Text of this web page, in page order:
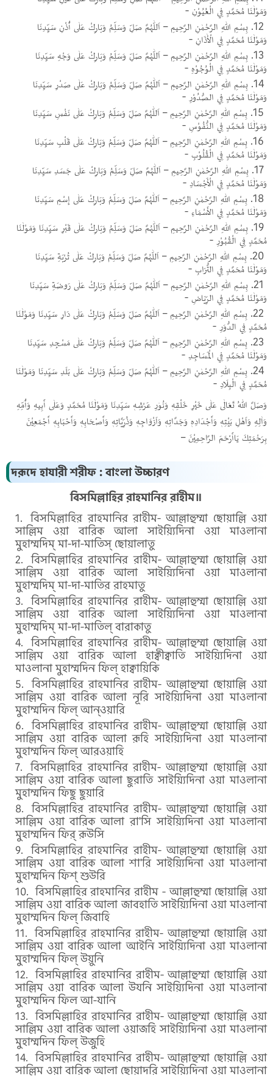
وَمَوْلٰنَا مُحَمَّدٍ فِي الْعُيُوْنِ -
بِسْمِ اللهِ الرَّحْمٰنِ الرَّحِيمِ – اَللّٰهُمَّ صَلِّ وَسَلِّمُ وَبَارِكْ عَلٰى أُذْنِ سَيِّدِنَا
وَمَوْلٰنَا مُحَمَّدٍ فِي الْأٰذَانِ -
بِسْمِ اللهِ الرَّحْمٰنِ الرَّحِيمِ – اَللّٰهُمَّ صَلِّ وَسَلِّمُ وَبَارِكْ عَلٰى وَجْهِ سَيِّدِنَا
وَمَوْلٰنَا مُحَمَّدٍ فِي الْوُجُوْهِ -
بِسْمِ اللهِ الرَّحْمٰنِ الرَّحِيمِ – اَللّٰهُمَّ صَلِّ وَسَلِّمُ وَبَارِكْ عَلٰى صَدْرِ سَيِّدِنَا
وَمَوْلٰنَا مُحَمَّدٍ فِي الصُّدُوْرِ -
بِسْمِ اللهِ الرَّحْمٰنِ الرَّحِيمِ – اَللّٰهُمَّ صَلِّ وَسَلِّمُ وَبَارِكْ عَلٰى نَفْسِ سَيِّدِنَا
وَمَوْلٰنَا مُحَمَّدٍ فِي النُّفُوْسِ -
بِسْمِ اللهِ الرَّحْمٰنِ الرَّحِيمِ – اَللّٰهُمَّ صَلِّ وَسَلِّمُ وَبَارِكْ عَلٰى قَلْبِ سَيِّدِنَا
وَمَوْلٰنَا مُحَمَّدٍ فِي الْقُلُوْبِ -
بِسْمِ اللهِ الرَّحْمٰنِ الرَّحِيمِ – اَللّٰهُمَّ صَلِّ وَسَلِّمُ وَبَارِكْ عَلٰى جَسَدِ سَيِّدِنَا
وَمَوْلٰنَا مُحَمَّدٍ فِي الْأَجْسَادِ -
بِسْمِ اللهِ الرَّحْمٰنِ الرَّحِيمِ – اَللّٰهُمَّ صَلِّ وَسَلِّمُ وَبَارِكْ عَلٰى إِسْمِ سَيِّدِنَا
وَمَوْلٰنَا مُحَمَّدٍ فِي الأَسْمَاءِ -
بِسْمِ اللهِ الرَّحْمٰنِ الرَّحِيمِ – اَللّٰهُمَّ صَلِّ وَسَلِّمُ وَبَارِكْ عَلٰى قَبْرِ سَيِّدِنَا وَمَوْلٰنَا
مُحَمَّدٍ فِي الْقُبُوْرِ -
بِسْمِ اللهِ الرَّحْمٰنِ الرَّحِيمِ – اَللّٰهُمَّ صَلِّ وَسَلِّمُ وَبَارِكْ عَلٰى تُرْبَةِ سَيِّدِنَا
وَمَوْلٰنَا مُحَمَّدٍ فِي التُّرَابِ -
بِسْمِ اللهِ الرَّحْمٰنِ الرَّحِيمِ – اَللّٰهُمَّ صَلِّ وَسَلِّمُ وَبَارِكْ عَلٰى رَوضَةِ سَيِّدِنَا
وَمَوْلٰنَا مُحَمَّدٍ فِي الرِّيَاضِ -
بِسْمِ اللهِ الرَّحْمٰنِ الرَّحِيمِ – اَللّٰهُمَّ صَلِّ وَسَلِّمُ وَبَارِكْ عَلٰى دَارِ سَيِّدِنَا وَمَوْلٰنَا
مُحَمَّدٍ فِي الدُّوَرِ -
بِسْمِ اللهِ الرَّحْمٰنِ الرَّحِيمِ – اَللّٰهُمَّ صَلِّ وَسَلِّمُ وَبَارِكْ عَلٰى مَسْجِدِ سَيِّدِنَا
وَمَوْلٰنَا مُحَمَّدٍ فِي الْمَسَاجِدِ -
بِسْمِ اللهِ الرَّحْمٰنِ الرَّحِيمِ – اَللّٰهُمَّ صَلِّ وَسَلِّمُ وَبَارِكْ عَلٰى بَلَدِ سَيِّدِنَا وَمَوْلٰنَا
مُحَمَّدٍ فِي الْبِلَادِ -
وَصَلَّ اللهُ تَعَالٰى عَلٰى خَيْرِ خَلْقِهٖ وَنُو۠رِ عَرْشِهٖ سَيِّدِنَا وَمَوْلٰنَا مُحَمَّدٍ وَعَلٰى أَبِيهِ وَأُمِّهِ
وَاٰلِهِ وَاَهْلِ بَيْتِهٖ وَأَجْدَادِهٖ وَجَدَّاتِهٖ وَاَزْوَاجِهٖ وَذُرِّيَّاتِهٖ وَأَصْحَابِهٖ وَأَحْبَابِهٖ أَجْمَعِيْنَ
بِرَحْمَتِكَ يَاأَرْحَمَ الرَّاحِمِيْنَ –
দরূদে হাযারী শরীফ : বাংলা উচ্চারণ
বিসমিল্লাহির রাহমানির রাহীম॥
বিসমিল্লাহির রাহমানির রাহীম- আল্লাহুম্মা ছোয়াল্লি ওয়া
সাল্লিম ওয়া বারিক আলা সাইয়্যিদিনা ওয়া মাওলানা
মুহাম্মদিম্ মা-দা-মাতিস্ ছোয়ালাতু
বিসমিল্লাহির রাহমানির রাহীম- আল্লাহুম্মা ছোয়াল্লি ওয়া
সাল্লিম ওয়া বারিক আলা সাইয়্যিদিনা ওয়া মাওলানা
মুহাম্মদিম্ মা-দা-মাতির রাহমাতু
বিসমিল্লাহির রাহমানির রাহীম- আল্লাহুম্মা ছোয়াল্লি ওয়া
সাল্লিম ওয়া বারিক আলা সাইয়্যিদিনা ওয়া মাওলানা
মুহাম্মদিম্ মা-দা-মাতিল্ বারাকাতু
বিসমিল্লাহির রাহমানির রাহীম- আল্লাহুম্মা ছোয়াল্লি ওয়া
সাল্লিম ওয়া বারিক আলা হাক্বীক্বাতি সাইয়্যিদিনা ওয়া
মাওলানা মুহাম্মদিন ফিল্ হাক্বায়িকি
বিসমিল্লাহির রাহমানির রাহীম- আল্লাহুম্মা ছোয়াল্লি ওয়া
সাল্লিম ওয়া বারিক আলা নূরি সাইয়্যিদিনা ওয়া মাওলানা
মুহাম্মদিন ফিল্ আন্ওয়ারি
বিসমিল্লাহির রাহমানির রাহীম- আল্লাহুম্মা ছোয়াল্লি ওয়া
সাল্লিম ওয়া বারিক আলা রূহি সাইয়্যিদিনা ওয়া মাওলানা
মুহাম্মদিন ফিল্ আরওয়াহি
বিসমিল্লাহির রাহমানির রাহীম- আল্লাহুম্মা ছোয়াল্লি ওয়া
সাল্লিম ওয়া বারিক আলা ছুরাতি সাইয়্যিদিনা ওয়া মাওলানা
মুহাম্মদিন ফিছু ছুয়ারি
বিসমিল্লাহির রাহমানির রাহীম- আল্লাহুম্মা ছোয়াল্লি ওয়া
সাল্লিম ওয়া বারিক আলা রা'সি সাইয়্যিদিনা ওয়া মাওলানা
মুহাম্মদিন ফির্ রূউসি
বিসমিল্লাহির রাহমানির রাহীম- আল্লাহুম্মা ছোয়াল্লি ওয়া
সাল্লিম ওয়া বারিক আলা শা'রি সাইয়্যিদিনা ওয়া মাওলানা
মুহাম্মদিন ফিশ্ শুউরি
বিসমিল্লাহির রাহমানির রাহীম - আল্লাহুম্মা ছোয়াল্লি ওয়া
সাল্লিম ওয়া বারিক আলা জাবহাতি সাইয়্যিদিনা ওয়া মাওলানা
মুহাম্মদিন ফিল্ জিবাহি
বিসমিল্লাহির রাহমানির রাহীম- আল্লাহুম্মা ছোয়াল্লি ওয়া
সাল্লিম ওয়া বারিক আলা আইনি সাইয়্যিদিনা ওয়া মাওলানা
মুহাম্মদিন ফিল্ উয়ুনি
বিসমিল্লাহির রাহমানির রাহীম- আল্লাহুম্মা ছোয়াল্লি ওয়া
সাল্লিম ওয়া বারিক আলা উযনি সাইয়্যিদিনা ওয়া মাওলানা
মুহাম্মদিন ফিল আ-যানি
বিসমিল্লাহির রাহমানির রাহীম- আল্লাহুম্মা ছোয়াল্লি ওয়া
সাল্লিম ওয়া বারিক আলা ওয়াজহি সাইয়্যিদিনা ওয়া মাওলানা
মুহাম্মদিন ফিল্ উজুহি
বিসমিল্লাহির রাহমানির রাহীম- আল্লাহুম্মা ছোয়াল্লি ওয়া
সাল্লিম ওয়া বারিক আলা ছোয়াদরি সাইয়্যিদিনা ওয়া মাওলানা